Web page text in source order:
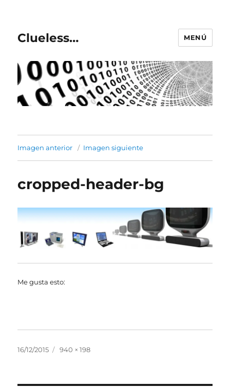
Clueless… MENÚ
Imagen anterior Imagen siguiente
cropped-header-bg
Me gusta esto:
Publicado
16/12/2015
Tamaño
940 × 198